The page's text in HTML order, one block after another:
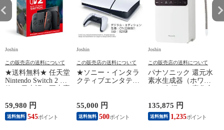
Joshin
この販売店の送料について
★送料無料★ 任天堂
Nintendo Switch 2 本
KB6CA NSW2ホンタ
イ 【返品種別B】
59,980 円
送料無料 545
Joshin
この販売店の送料について
★ソニー・インタラ
クティブエンタテイ
ション 日本語専用
Console Language:
Japanese only（CFI-
55,000 円
送料無料 500
Joshin
この販売店の送料について
パナソニック 還元水
素水生成器（ホワイ
対応 Panasonic TK-
HS71-W 【返品種別
A】
135,875 円
送料無料 1,235